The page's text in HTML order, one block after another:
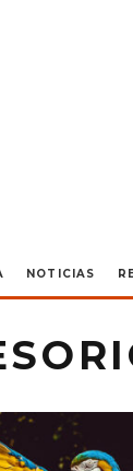
NOTICIAS